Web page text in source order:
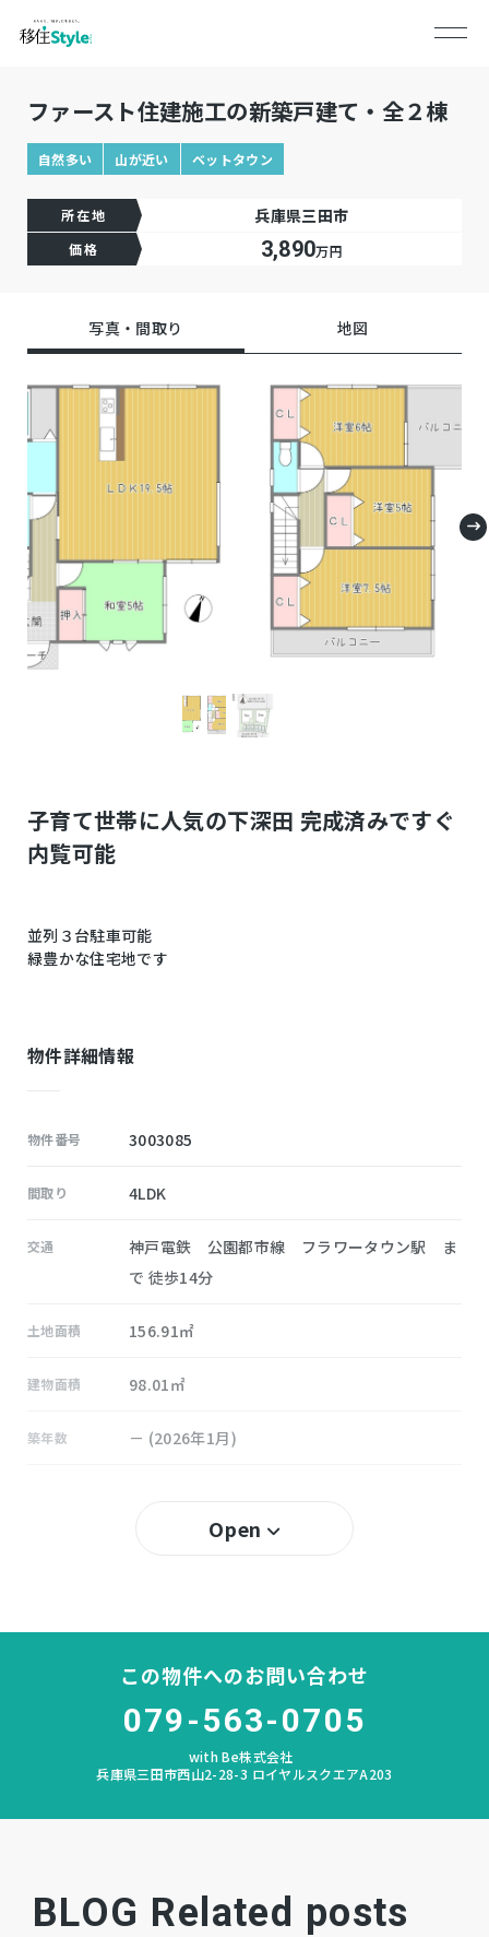
ファースト住建施工の新築戸建て・全２棟
自然多い 山が近い ベットタウン
所在地 兵庫県三田市
価格 3,890万円
写真・間取り 地図
子育て世帯に人気の下深田 完成済みですぐ
内覧可能
並列３台駐車可能
緑豊かな住宅地です
物件詳細情報
物件番号 3003085
間取り 4LDK
交通
神戸電鉄 公園都市線 フラワータウン駅 ま
で 徒歩14分
土地面積 156.91㎡
建物面積 98.01㎡
築年数 － (2026年1月)
武庫
現況 完成済
Open
この物件へのお問い合わせ
079-563-0705
with Be株式会社
兵庫県三田市西山2-28-3 ロイヤルスクエアA203
BLOG Related posts